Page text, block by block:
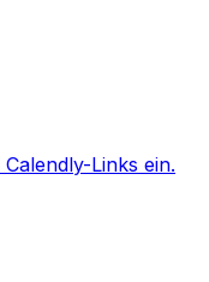
Links ein.